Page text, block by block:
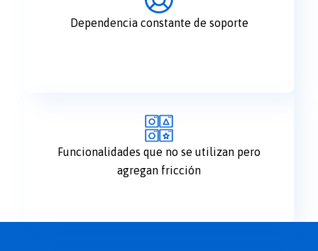
Dependencia constante de soporte
Funcionalidades que no se utilizan pero
agregan fricción